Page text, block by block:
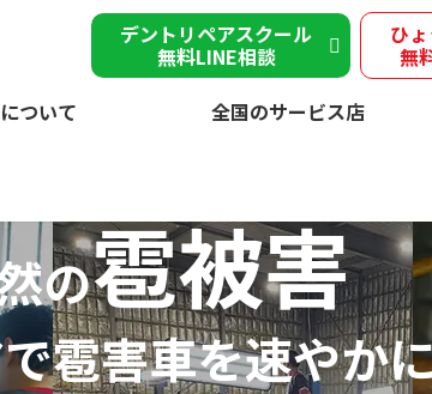
デントリペアスクール
無料LINE相談
ひ
無
ついて 全国のサービス店
の雹被害
雹害車を速やか